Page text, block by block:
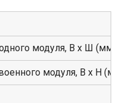
модуля, В х Ш (мм)
модуля, В х Н (мм)